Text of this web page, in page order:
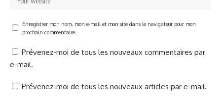
Enregistrer mon nom, mon e-mail et mon site dans le navigateur pour mon
prochain commentaire.
Prévenez-moi de tous les nouveaux commentaires par
e-mail.
Prévenez-moi de tous les nouveaux articles par e-mail.